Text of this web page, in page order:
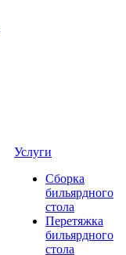
Услуги
Сборка
бильярдного
стола
Перетяжка
бильярдного
стола